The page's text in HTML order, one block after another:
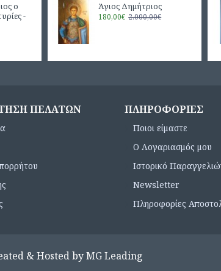
ο
-
Άγιος Δημήτριος
180,00€ 2.000,00€
ΠΕΛΑΤΏΝ ΠΛΗΡΟΦΟΡΊΕΣ
Ποιοι είμαστε
Ο Λογαριασμός μου
Ιστορικό
Newsletter
Πληροφορίες
& Hosted by MG Leading